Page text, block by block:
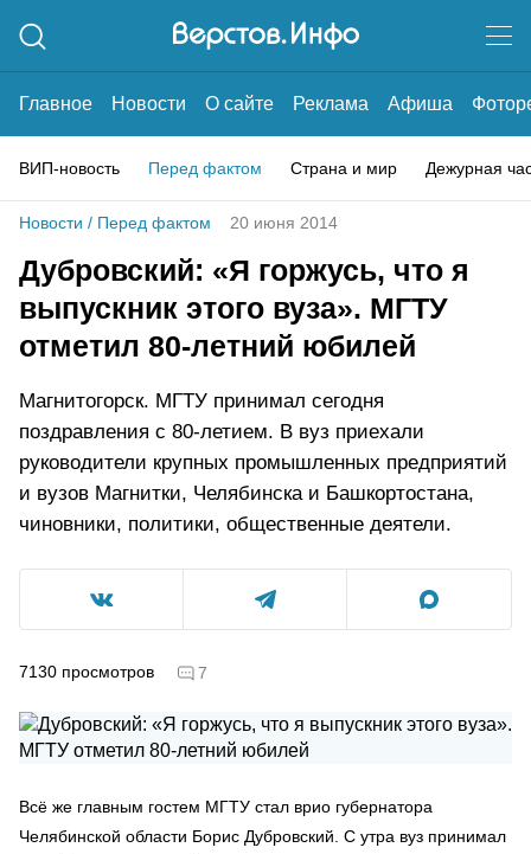
Главное Новости О сайте Реклама Афиша
ВИП-новость Перед фактом Страна и мир Дежурная
Новости / Перед фактом 20 июня 2014
Дубровский: «Я горжусь, что я
выпускник этого вуза». МГТУ
отметил 80-летний юбилей
Магнитогорск. МГТУ принимал сегодня
поздравления с 80-летием. В вуз приехали
руководители крупных промышленных предприятий
и вузов Магнитки, Челябинска и Башкортостана,
чиновники, политики, общественные деятели.
7130 просмотров 7
Всё же главным гостем МГТУ стал врио губернатора
Челябинской области Борис Дубровский. С утра вуз принимал